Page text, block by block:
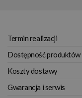
Termin realizacji
Dostępność produktów
Koszty dostawy
Gwarancja i serwis